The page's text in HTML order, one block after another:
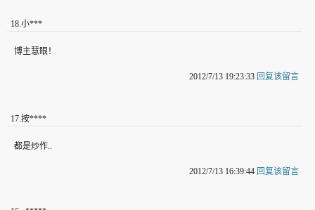
18.小***
博主慧眼！
2012/7/13 19:23:33 回复该留言
17.按****
都是炒作..
2012/7/13 16:39:44 回复该留言